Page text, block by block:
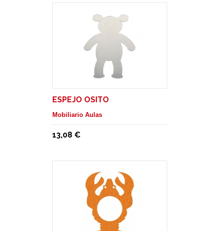
ESPEJO OSITO
Mobiliario Aulas
13,08 €